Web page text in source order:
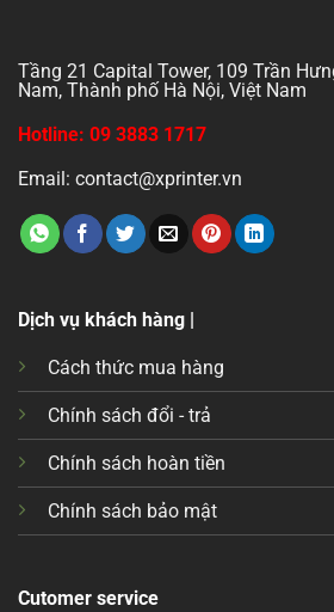
Tầng 21 Capital Tower, 109 Trần
Nam, Thành phố Hà Nội, Việt Nam
Hotline: 09 3883 1717
Email: contact@xprinter.vn
Dịch vụ khách hàng |
Cách thức mua hàng
Chính sách đổi - trả
Chính sách hoàn tiền
Chính sách bảo mật
Cutomer service